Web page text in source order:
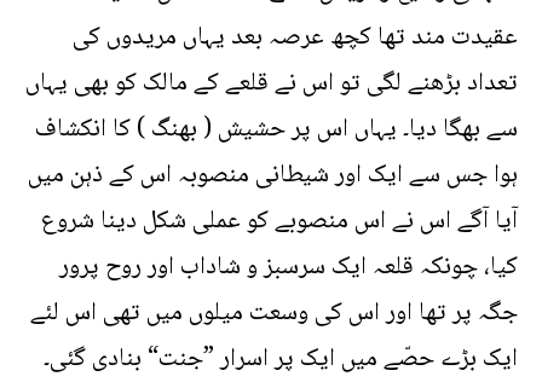
عقیدت مند تھا کچھ عرصہ بعد یہاں مریدوں کی
تعداد بڑھنے لگی تو اس نے قلعے کے مالک کو بھی یہاں
سے بھگا دیا۔ یہاں اس پر حشیش ( بھنگ ) کا انکشاف
ہوا جس سے ایک اور شیطانی منصوبہ اس کے ذہن میں
آیا آگے اس نے اس منصوبے کو عملی شکل دینا شروع
کیا، چونکہ قلعہ ایک سرسبز و شاداب اور روح پرور
جگہ پر تھا اور اس کی وسعت میلوں میں تھی اس لئے
ایک بڑے حصّے میں ایک پر اسرار ”جنت“ بنادی گئی۔